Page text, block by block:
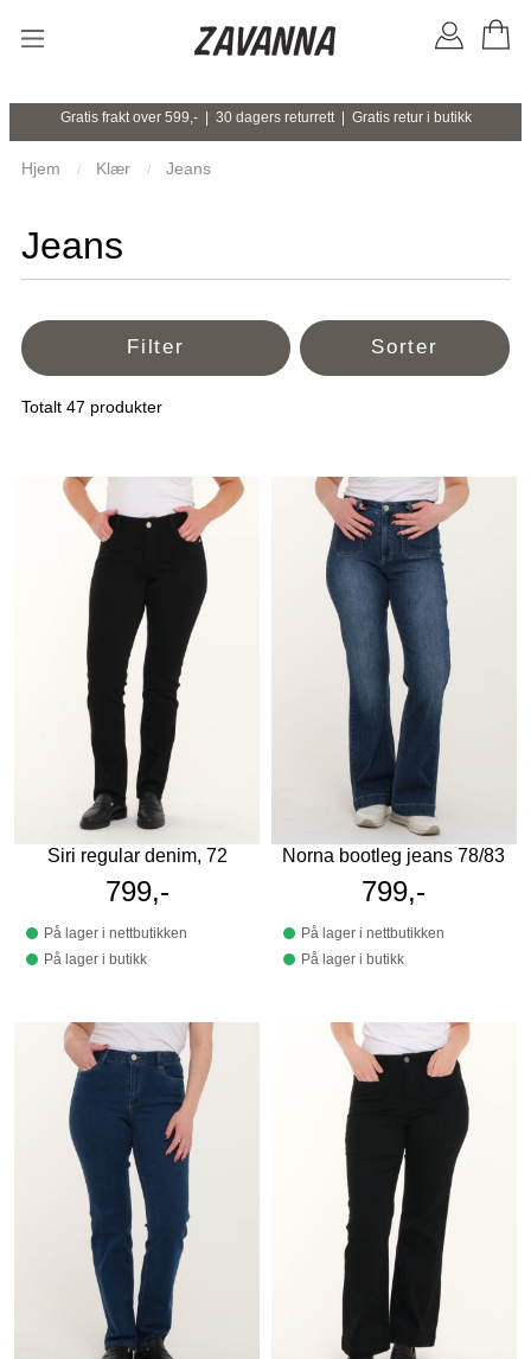
Gratis frakt over 599,- | 30 dagers returrett | Gratis retur i butikk
Hjem Klær Jeans
Jeans
Filter Sorter
Totalt 47 produkter
Siri regular denim, 72
799,-
På lager i nettbutikken
På lager i butikk
Norna bootleg jeans 78/83
799,-
På lager i nettbutikken
På lager i butikk